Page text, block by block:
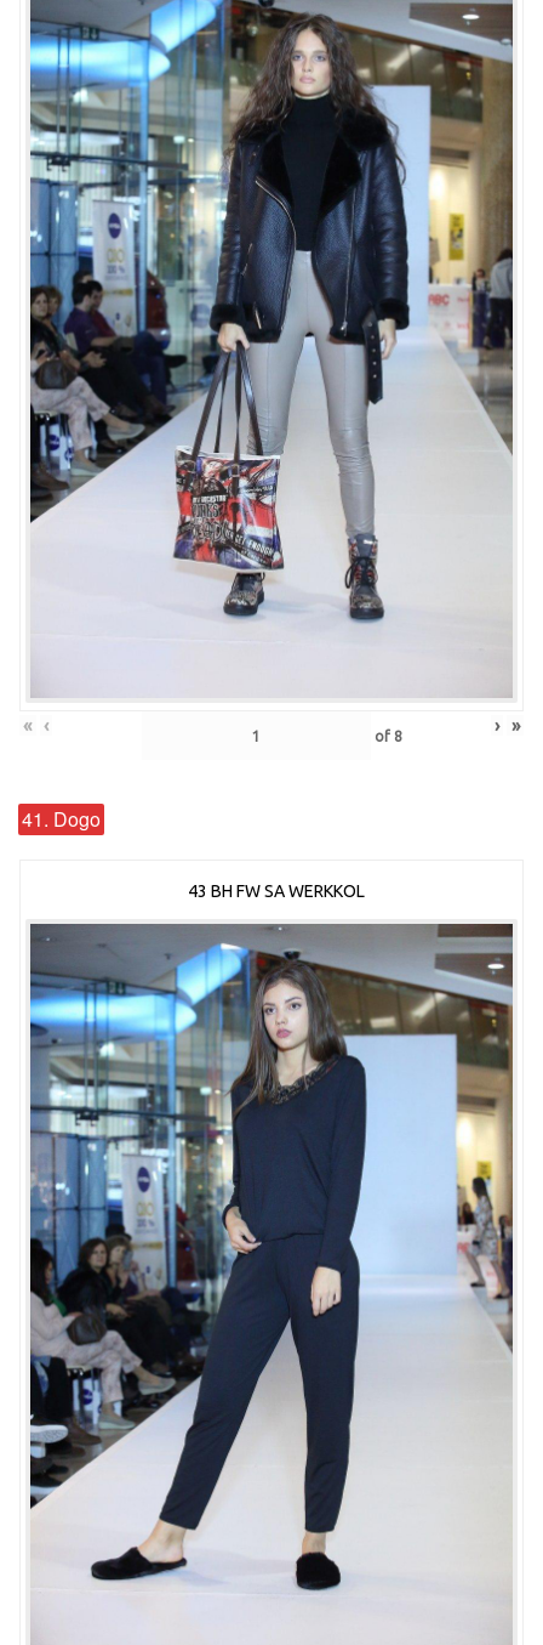
« ‹ of 8 › »
41. Dogo
43 BH FW SA WERKKOL